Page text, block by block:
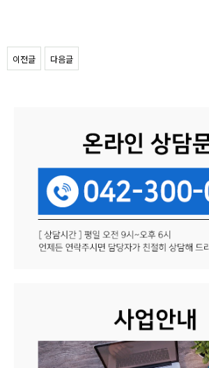
이전글 다음글